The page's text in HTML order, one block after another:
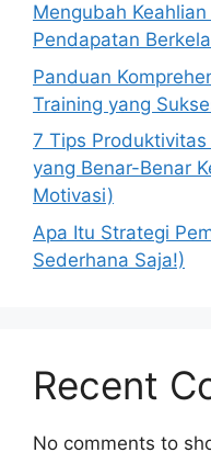
Mengubah
Pendapatan
Panduan
Training yang
7 Tips
yang Benar-Benar
Motivasi)
Apa Itu Strategi
Sederhana Saja!)
Recent
No comments to